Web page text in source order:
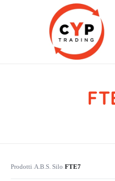
Prodotti›A.B.S. Silo›FTE7